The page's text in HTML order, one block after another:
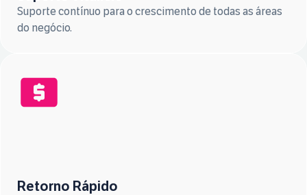
Suporte contínuo para o crescimento de todas as áreas
do negócio.
Retorno Rápido